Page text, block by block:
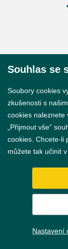
Souhlas se
Soubory cookies
zkušenosti s
cookies naleznete
„Přijmout vše“
cookies. Chcete-li
můžete tak učinit v
Nastavení